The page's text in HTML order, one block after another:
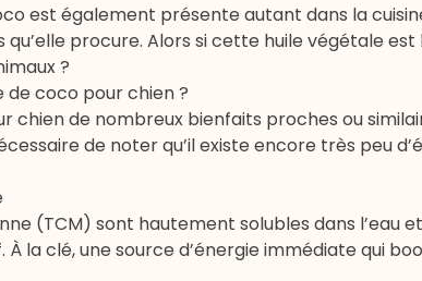
est également présente autant dans la
procure. Alors si cette huile végétale
?
de coco pour chien ?
chien de nombreux bienfaits proches ou
de noter qu’il existe encore très peu
(TCM) sont hautement solubles dans l’eau
la clé, une source d’énergie immédiate qui